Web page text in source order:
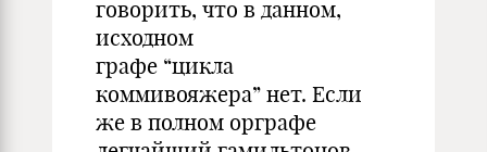
говорить, что в данном,
исходном
графе “цикла
коммивояжера” нет. Если
же в полном орграфе